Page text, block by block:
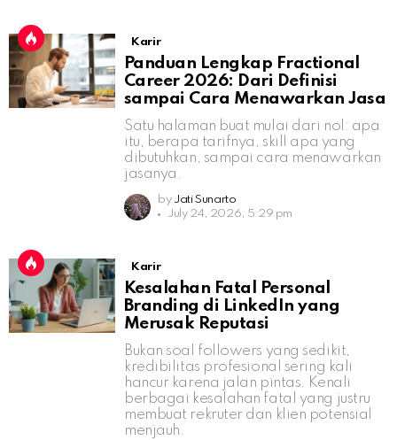
Karir
Panduan Lengkap Fractional
Career 2026: Dari Definisi
sampai Cara Menawarkan Jasa
Satu halaman buat mulai dari nol: apa
itu, berapa tarifnya, skill apa yang
dibutuhkan, sampai cara menawarkan
jasanya.
by Jati Sunarto
July 24, 2026, 5:29 pm
Karir
Kesalahan Fatal Personal
Branding di LinkedIn yang
Merusak Reputasi
Bukan soal followers yang sedikit,
kredibilitas profesional sering kali
hancur karena jalan pintas. Kenali
berbagai kesalahan fatal yang justru
membuat rekruter dan klien potensial
menjauh.